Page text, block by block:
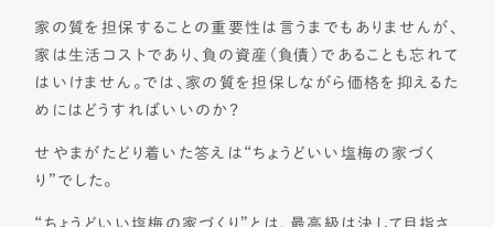
契約後の注意点
時事ネタ・裏話
家の質を担保することの重要性は言うまでもありませんが、
家は生活コストであり、負の資産（負債）であることも忘れて
はいけません。では、家の質を担保しながら価格を抑えるた
めにはどうすればいいのか？
せやまがたどり着いた答えは“ちょうどいい塩梅の家づく
り”でした。
“ちょうどいい塩梅の家づくり”とは、最高級は決して目指さ